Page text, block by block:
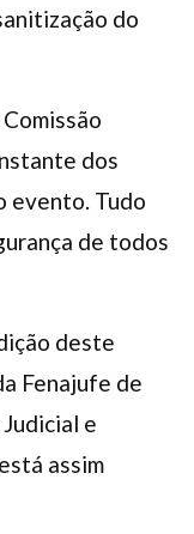
do
dos
evento. Tudo
de todos
deste
Fenajufe de
e
assim